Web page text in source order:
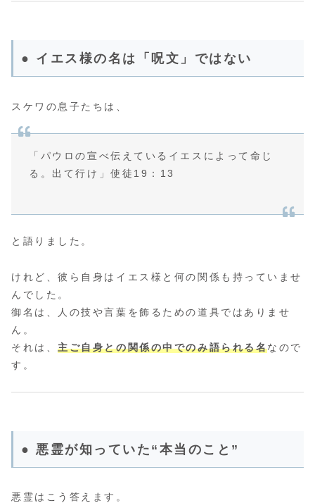
● イエス様の名は「呪文」ではない
スケワの息子たちは、
「パウロの宣べ伝えているイエスによって命じ
る。出て行け」使徒19：13
と語りました。
けれど、彼ら自身はイエス様と何の関係も持っていませ
んでした。
御名は、人の技や言葉を飾るための道具ではありませ
ん。
それは、主ご自身との関係の中でのみ語られる名なので
す。
● 悪霊が知っていた“本当のこと”
悪霊はこう答えます。